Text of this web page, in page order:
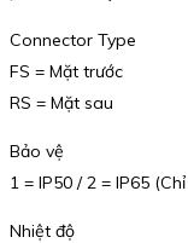
Connector Type
FS = Mặt trước
RS = Mặt sau
Bảo vệ
1 = IP50 / 2 = IP65
Nhiệt độ